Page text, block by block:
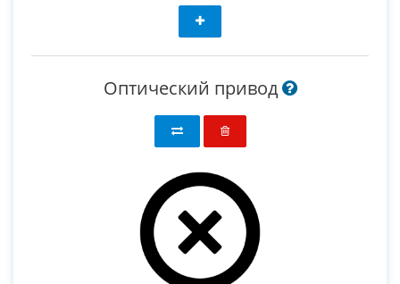
Оптический привод